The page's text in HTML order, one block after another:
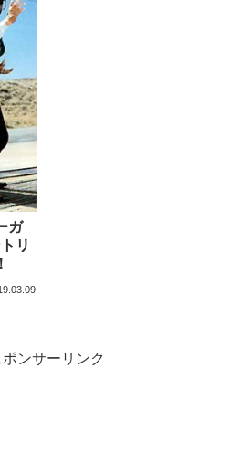
ガ
リ
ポンサーリンク